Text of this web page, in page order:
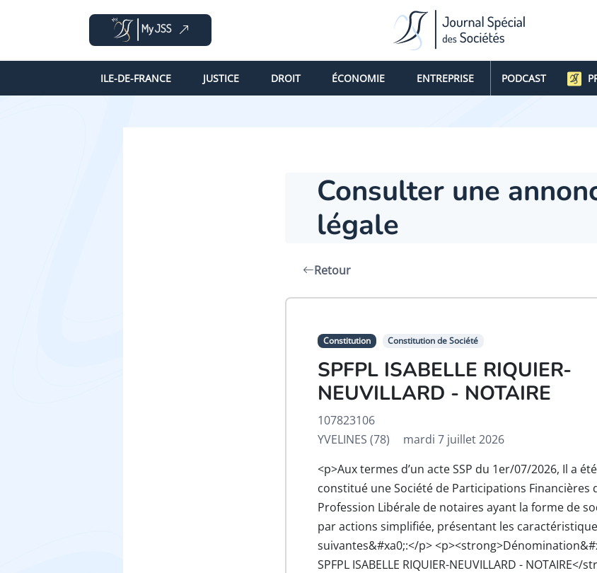
ILE-DE-FRANCE JUSTICE DROIT ÉCONOMIE ENTREPRISE PODCAST
Consulter une
légale
Retour
Constitution Constitution de Société
SPFPL ISABELLE RIQUIER-
NEUVILLARD - NOTAIRE
107823106
YVELINES (78)
mardi 7 juillet 2026
<p>Aux termes d’un acte SSP du 1er/07/2026, Il a été
constitué une Société de Participations Financières
Profession Libérale de notaires ayant la forme de
par actions simplifiée, présentant les
suivantes&#xa0;:</p>
SPFPL ISABELLE RIQUIER-NEUVILLARD - NOTAIRE</